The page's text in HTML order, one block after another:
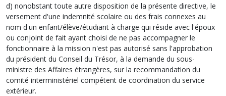
d) nonobstant toute autre disposition de la présente directive, le
versement d'une indemnité scolaire ou des frais connexes au
nom d'un enfant/élève/étudiant à charge qui réside avec l'époux
ou conjoint de fait ayant choisi de ne pas accompagner le
fonctionnaire à la mission n'est pas autorisé sans l'approbation
du président du Conseil du Trésor, à la demande du sous-
ministre des Affaires étrangères, sur la recommandation du
comité interministériel compétent de coordination du service
extérieur.